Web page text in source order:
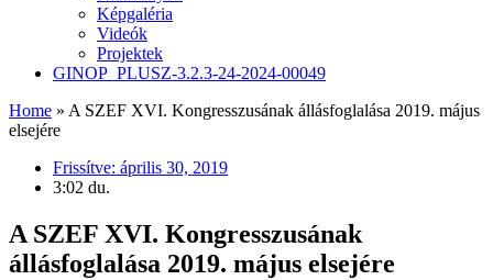
Képgaléria
Videók
Projektek
GINOP_PLUSZ-3.2.3-24-2024-00049
Home » A SZEF XVI. Kongresszusának állásfoglalása 2019. május
elsejére
Frissítve: április 30, 2019
3:02 du.
A SZEF XVI. Kongresszusának
állásfoglalása 2019. május elsejére